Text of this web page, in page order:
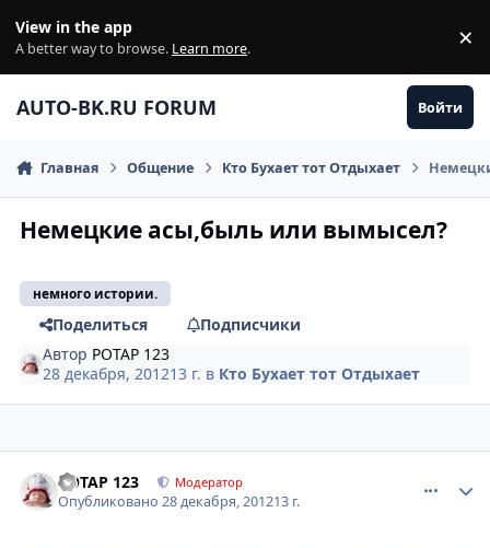
View in the app
A better way to browse. Learn more. ×
AUTO-BK.RU FORUM Войти
Главная Общение Кто Бухает тот Отдыхает
Немецкие асы,быль или вымысел?
немного истории.
Поделиться
Подписчики
Автор POTAP 123
28 декабря, 201213 г. в Кто Бухает тот Отдыхает
POTAP 123 Модератор
Опубликовано28 декабря, 201213 г.